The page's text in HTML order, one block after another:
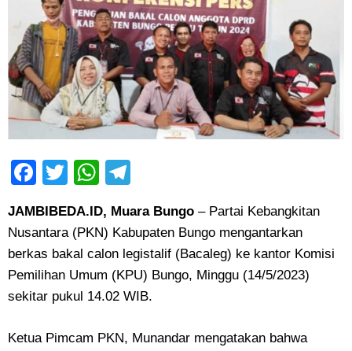
Facebook
TwitterWhatsApp
JAMBIBEDA.ID, Muara Bungo – Partai Kebangkitan
Nusantara (PKN) Kabupaten Bungo mengantarkan
berkas bakal calon legistalif (Bacaleg) ke kantor Komisi
Pemilihan Umum (KPU) Bungo, Minggu (14/5/2023)
sekitar pukul 14.02 WIB.
Ketua Pimcam PKN, Munandar mengatakan bahwa